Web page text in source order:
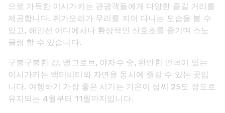
으로 가득한 이시가키는 관광객들에게 다양한 즐길 거리를
제공합니다. 쥐가오리가 무리를 지어 다니는 모습을 볼 수
있고, 해안선 어디에서나 환상적인 산호초를 즐기며 스노
클링 할 수 있습니다.
구불구불한 강, 맹그로브, 야자수 숲, 완만한 언덕이 있는
이시가키는 액티비티와 자연을 동시에 즐길 수 있는 곳입
니다. 여행하기 가장 좋은 시기는 기온이 섭씨 25도 정도로
유지되는 4월부터 11월까지입니다.